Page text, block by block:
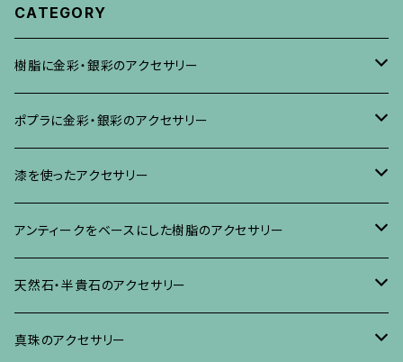
CATEGORY
樹脂に金彩・銀彩のアクセサリー
ブローチ
イヤリング・ピアス
ネックレス、その他
ポプラに金彩・銀彩のアクセサリー
ブローチ
イヤリング、ピアス
ネックレス、ペンダント
ブレスレット、バングル、その他
漆を使ったアクセサリー
ブローチ
イヤリング・ピアス
ネックレス・ペンダント
アンティークをベースにした樹脂のアクセサリー
ブローチ
イヤリング・ピアス
天然石・半貴石のアクセサリー
ブローチ
真珠のアクセサリー